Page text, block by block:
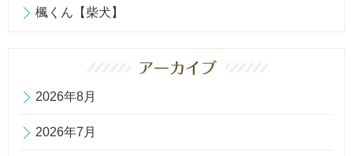
楓くん【柴犬】
2026年8月
2026年7月